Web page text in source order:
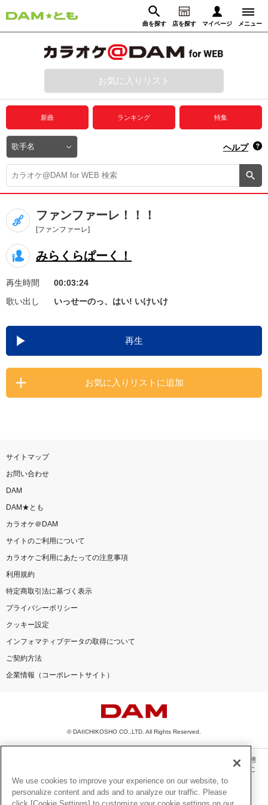
曲を探す 店を探す マイページ メニュー
動画からさがす 録音からさがす
ログイン
プレミアムサービス
DAM★とも動画
DAM★とも録音
カラオケ＠DAM
ユーザー検索
キャンペーン
お知らせ よくあるご質問
DAMの新曲・ランキングなど
カラオケ最新情報をチェック！
お気に入りリスト
新曲 ランキング 特集
ヘルプ
ファンファーレ！！！
[ファンファーレ]
みらくらぱーく！
再生時間
00:03:24
歌い出し
いっせーのっ、はい! いけいけ
再生
お気に入りリストに追加
サイトマップ
お問い合わせ
DAM
DAM★とも
カラオケ＠DAM
サイトのご利用について
カラオケご利用にあたっての注意事項
利用規約
特定商取引法に基づく表示
プライバシーポリシー
クッキー設定
インフォマティブデータの取得について
ご契約方法
企業情報（コーポレートサイト）
© DAIICHIKOSHO CO.,LTD. All Rights Reserved.
このサイトに掲載されている一切の文章・画像・写真・動画・音声等を、手段や形態
を問わず、著作権法の定める範囲を超えて無断で複製、転載、ファイル化などするこ
とを禁じます。
楽曲及びコンテンツは、機種によりご利用いただけない場合があります。
We use cookies to improve your experience on our website, to
personalize content and ads and to analyze our traffic. Please